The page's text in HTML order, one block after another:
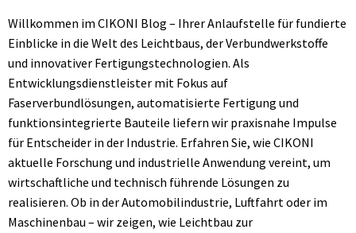
Willkommen im CIKONI Blog – Ihrer Anlaufstelle für fundierte
Einblicke in die Welt des Leichtbaus, der Verbundwerkstoffe
und innovativer Fertigungstechnologien. Als
Entwicklungsdienstleister mit Fokus auf
Faserverbundlösungen, automatisierte Fertigung und
funktionsintegrierte Bauteile liefern wir praxisnahe Impulse
für Entscheider in der Industrie. Erfahren Sie, wie CIKONI
aktuelle Forschung und industrielle Anwendung vereint, um
wirtschaftliche und technisch führende Lösungen zu
realisieren. Ob in der Automobilindustrie, Luftfahrt oder im
Maschinenbau – wir zeigen, wie Leichtbau zur